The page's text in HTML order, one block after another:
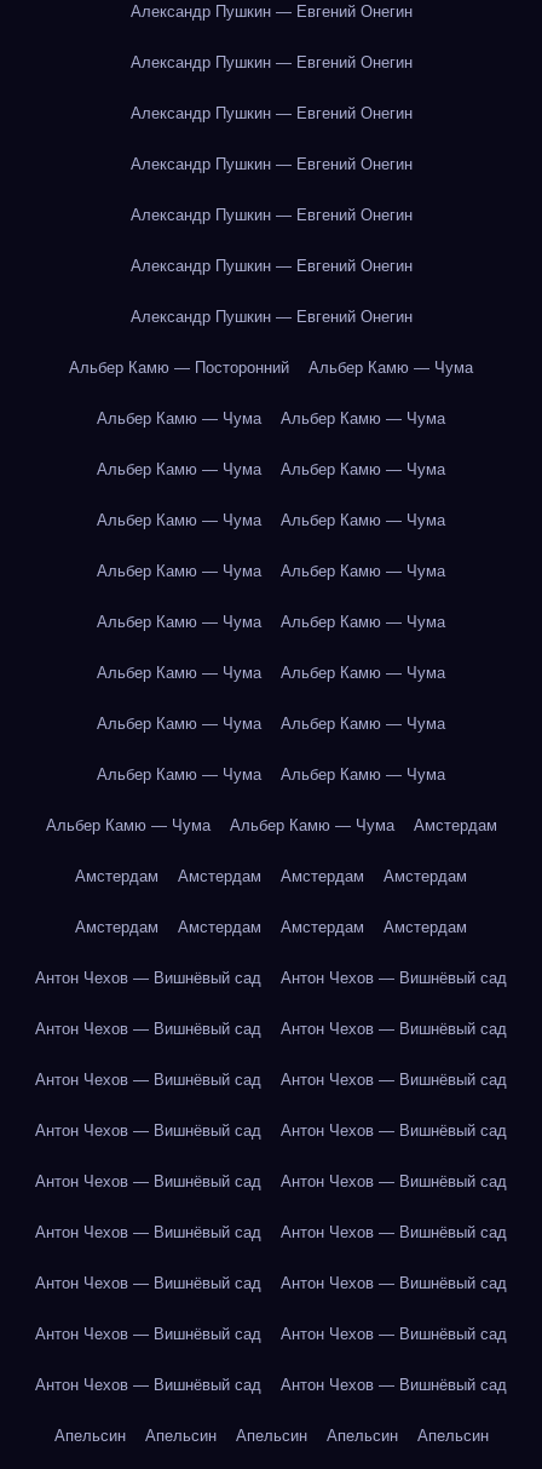
Александр Пушкин — Евгений Онегин
Александр Пушкин — Евгений Онегин
Александр Пушкин — Евгений Онегин
Александр Пушкин — Евгений Онегин
Александр Пушкин — Евгений Онегин
Александр Пушкин — Евгений Онегин
Александр Пушкин — Евгений Онегин
Альбер Камю — Посторонний Альбер Камю — Чума
Альбер Камю — Чума Альбер Камю — Чума
Альбер Камю — Чума Альбер Камю — Чума
Альбер Камю — Чума Альбер Камю — Чума
Альбер Камю — Чума Альбер Камю — Чума
Альбер Камю — Чума Альбер Камю — Чума
Альбер Камю — Чума Альбер Камю — Чума
Альбер Камю — Чума Альбер Камю — Чума
Альбер Камю — Чума Альбер Камю — Чума
Альбер Камю — Чума Альбер Камю — Чума Амстердам
Амстердам Амстердам Амстердам Амстердам
Амстердам Амстердам Амстердам Амстердам
Антон Чехов — Вишнёвый сад Антон Чехов — Вишнёвый сад
Антон Чехов — Вишнёвый сад Антон Чехов — Вишнёвый сад
Антон Чехов — Вишнёвый сад Антон Чехов — Вишнёвый сад
Антон Чехов — Вишнёвый сад Антон Чехов — Вишнёвый сад
Антон Чехов — Вишнёвый сад Антон Чехов — Вишнёвый сад
Антон Чехов — Вишнёвый сад Антон Чехов — Вишнёвый сад
Антон Чехов — Вишнёвый сад Антон Чехов — Вишнёвый сад
Антон Чехов — Вишнёвый сад Антон Чехов — Вишнёвый сад
Антон Чехов — Вишнёвый сад Антон Чехов — Вишнёвый сад
Апельсин Апельсин Апельсин Апельсин Апельсин